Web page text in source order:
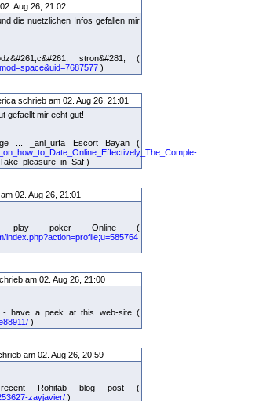
Aug 26, 21:02
die nuetzlichen Infos gefallen mir
stron&#281; (
)
schrieb am 02. Aug 26, 21:01
gefaellt mir echt gut!
... _anl_urfa Escort Bayan (
)
02. Aug 26, 21:01
poker Online (
index.php?action=profile;u=585764
am 02. Aug 26, 21:00
have a peek at this web-site (
)
am 02. Aug 26, 20:59
Rohitab blog post (
zayjavier/ )